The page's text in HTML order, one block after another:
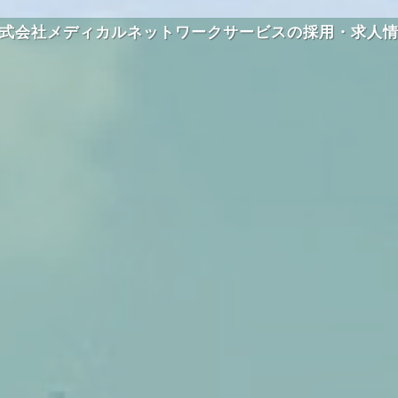
会社メディカルネットワークサービスの採用・求人